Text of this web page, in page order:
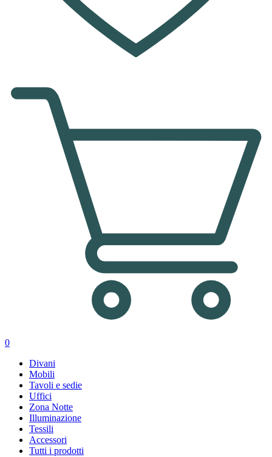
0
Divani
Mobili
Tavoli e sedie
Uffici
Zona Notte
Illuminazione
Tessili
Accessori
Tutti i prodotti